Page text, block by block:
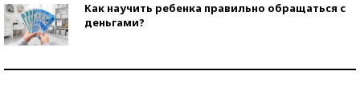
Как научить ребенка правильно обращаться с
деньгами?